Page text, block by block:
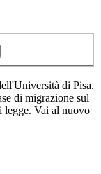
di Pisa.
di migrazione sul
legge. Vai al nuovo